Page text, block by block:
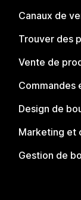
Canaux de
Trouver des
Vente de
Commandes
Design de
Marketing et
Gestion de